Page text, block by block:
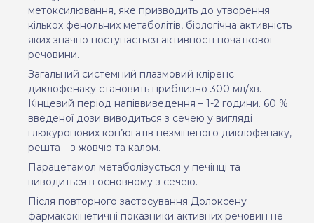
метоксилювання, яке призводить до утворення
кількох фенольних метаболітів, біологічна активність
яких значно поступається активності початкової
речовини.
Загальний системний плазмовий кліренс
диклофенаку становить приблизно 300 мл/хв.
Кінцевий період напіввиведення – 1-2 години. 60 %
введеної дози виводиться з сечею у вигляді
глюкуронових кон’югатів незміненого диклофенаку,
решта – з жовчю та калом.
Парацетамол метаболізується у печінці та
виводиться в основному з сечею.
Після повторного застосування Долоксену
фармакокінетичні показники активних речовин не